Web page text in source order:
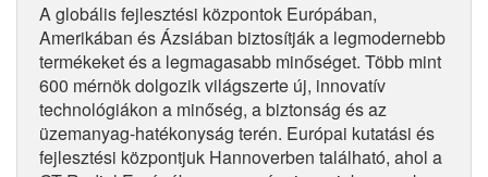
A globális fejlesztési központok Európában,
Amerikában és Ázsiában biztosítják a legmodernebb
termékeket és a legmagasabb minőséget. Több mint
600 mérnök dolgozik világszerte új, innovatív
technológiákon a minőség, a biztonság és az
üzemanyag-hatékonyság terén. Európai kutatási és
fejlesztési központjuk Hannoverben található, ahol a